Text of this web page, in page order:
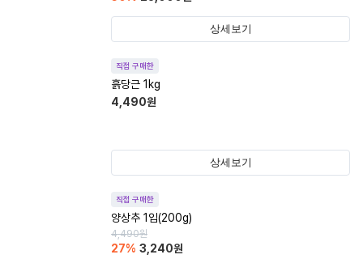
상세보기
직접 구매한
흙당근 1kg
4,490원
상세보기
직접 구매한
양상추 1입(200g)
4,490원
27% 3,240원